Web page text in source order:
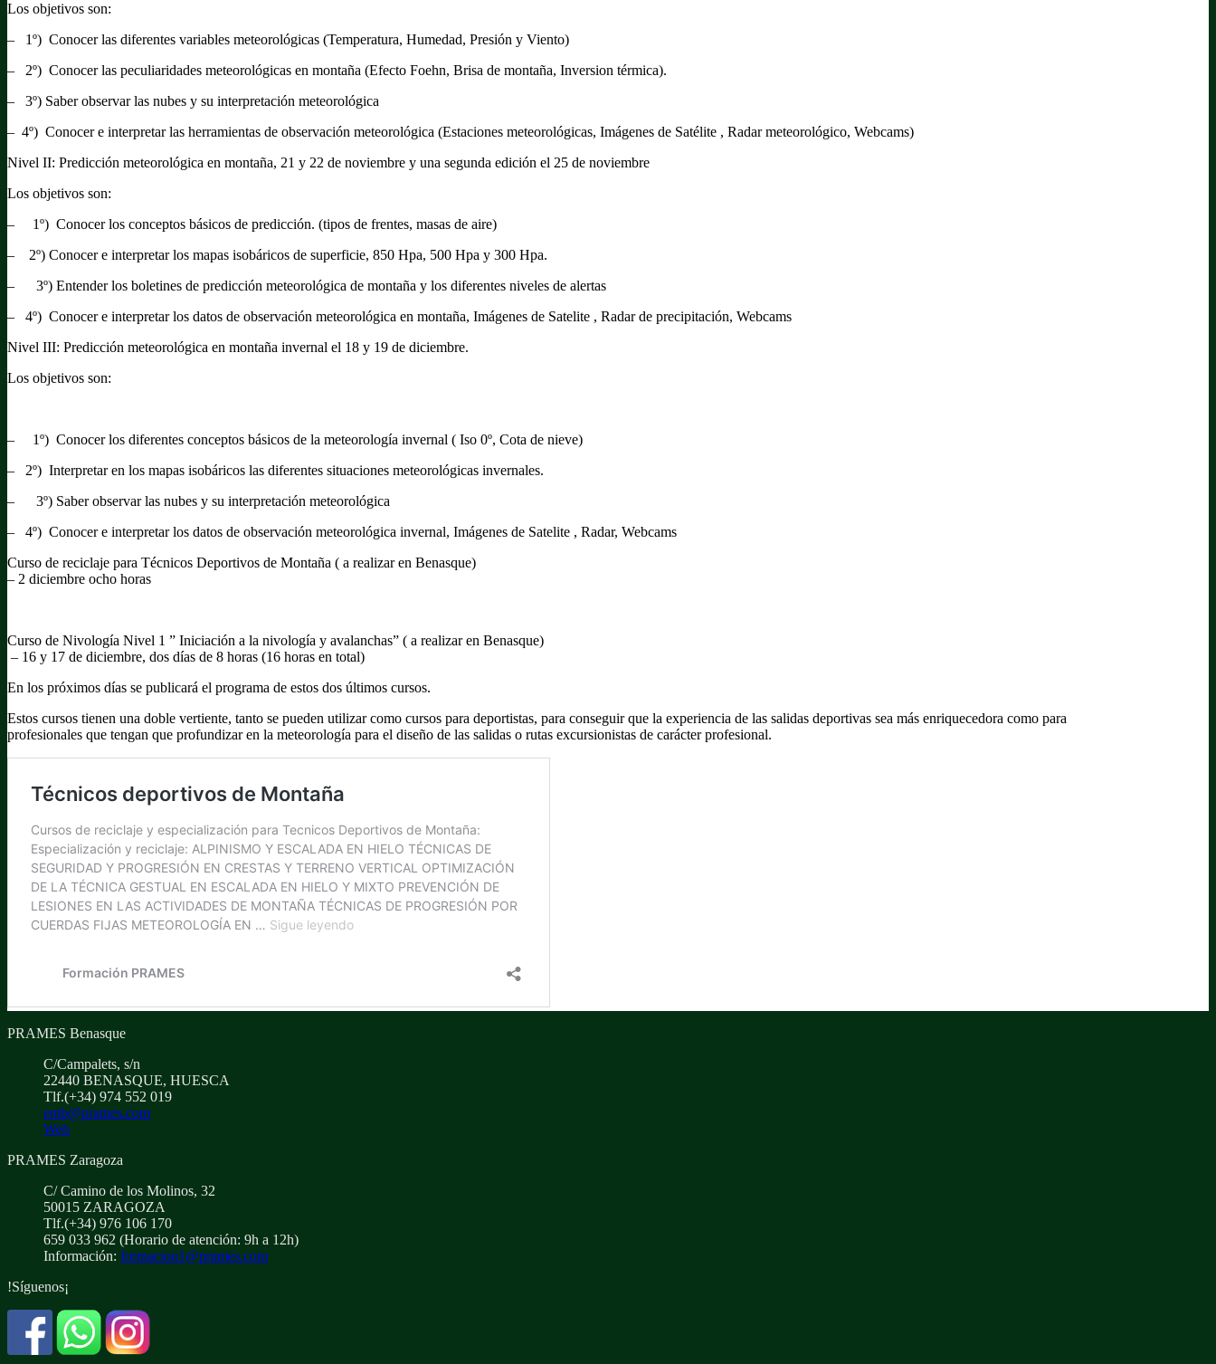
Los objetivos son:
– 1º) Conocer las diferentes variables meteorológicas (Temperatura, Humedad, Presión y Viento)
– 2º) Conocer las peculiaridades meteorológicas en montaña (Efecto Foehn, Brisa de montaña, Inversion térmica).
– 3º) Saber observar las nubes y su interpretación meteorológica
– 4º) Conocer e interpretar las herramientas de observación meteorológica (Estaciones meteorológicas, Imágenes de Satélite , Radar meteorológico, Webcams)
Nivel II: Predicción meteorológica en montaña, 21 y 22 de noviembre y una segunda edición el 25 de noviembre
Los objetivos son:
– 1º) Conocer los conceptos básicos de predicción. (tipos de frentes, masas de aire)
– 2º) Conocer e interpretar los mapas isobáricos de superficie, 850 Hpa, 500 Hpa y 300 Hpa.
– 3º) Entender los boletines de predicción meteorológica de montaña y los diferentes niveles de alertas
– 4º) Conocer e interpretar los datos de observación meteorológica en montaña, Imágenes de Satelite , Radar de precipitación, Webcams
Nivel III: Predicción meteorológica en montaña invernal el 18 y 19 de diciembre.
Los objetivos son:
– 1º) Conocer los diferentes conceptos básicos de la meteorología invernal ( Iso 0º, Cota de nieve)
– 2º) Interpretar en los mapas isobáricos las diferentes situaciones meteorológicas invernales.
– 3º) Saber observar las nubes y su interpretación meteorológica
– 4º) Conocer e interpretar los datos de observación meteorológica invernal, Imágenes de Satelite , Radar, Webcams
Curso de reciclaje para Técnicos Deportivos de Montaña ( a realizar en Benasque)
– 2 diciembre ocho horas
Curso de Nivología Nivel 1 ” Iniciación a la nivología y avalanchas” ( a realizar en Benasque)
– 16 y 17 de diciembre, dos días de 8 horas (16 horas en total)
En los próximos días se publicará el programa de estos dos últimos cursos.
Estos cursos tienen una doble vertiente, tanto se pueden utilizar como cursos para deportistas, para conseguir que la experiencia de las salidas deportivas sea más enriquecedora como para
profesionales que tengan que profundizar en la meteorología para el diseño de las salidas o rutas excursionistas de carácter profesional.
PRAMES Benasque
C/Campalets, s/n
22440 BENASQUE, HUESCA
Tlf.(+34) 974 552 019
emb@prames.com
Web
PRAMES Zaragoza
C/ Camino de los Molinos, 32
50015 ZARAGOZA
Tlf.(+34) 976 106 170
659 033 962 (Horario de atención: 9h a 12h)
Información: formacion1@prames.com
!Síguenos¡